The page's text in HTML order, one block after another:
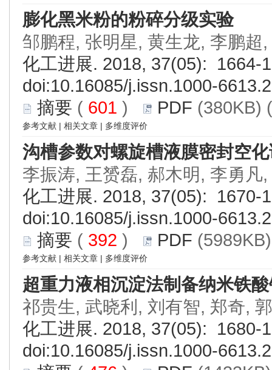
膨化黑米粉的粉碎分级实验
邹鹏程, 张明星, 黄生龙, 李鹏超
化工进展. 2018, 37(05): 1664-
doi:10.16085/j.issn.1000-
摘要 ( 601 ) PDF (380KB) (
参考文献 | 相关文章 | 多维度评价
沟槽参数对螺旋槽液膜密封空
李振涛, 王赟磊, 郝木明, 李勇凡
化工进展. 2018, 37(05): 1670-
doi:10.16085/j.issn.1000-
摘要 ( 392 ) PDF
参考文献 | 相关文章 | 多维度评价
超重力液相沉淀法制备纳米铁
祁贵生, 武晓利, 刘有智, 郑奇,
化工进展. 2018, 37(05): 1680-
doi:10.16085/j.issn.1000-